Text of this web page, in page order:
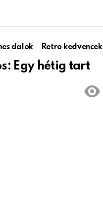
dalok Retro kedvencek
Egy hétig tart